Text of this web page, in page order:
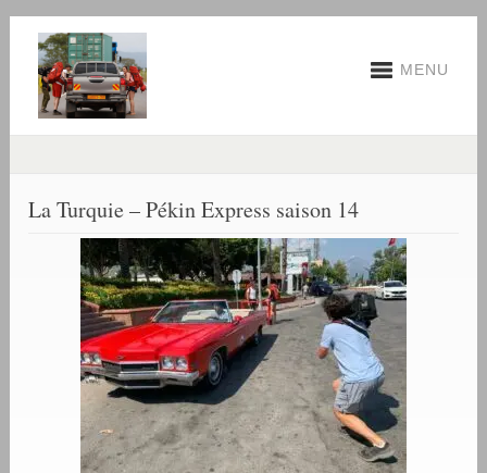
MENU
La Turquie – Pékin Express saison 14